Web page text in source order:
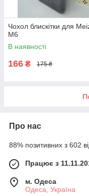
Чохол блискітки для
M6
В наявності
166 ₴ 175 ₴
Про нас
88% позитивних з 602
Працює з
м. Одеса
Одеса, Україна